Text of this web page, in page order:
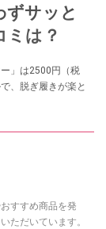
ずサッと
ミは？
」は2500円（税
、脱ぎ履きが楽と
すすめ商品を発
ただいています。